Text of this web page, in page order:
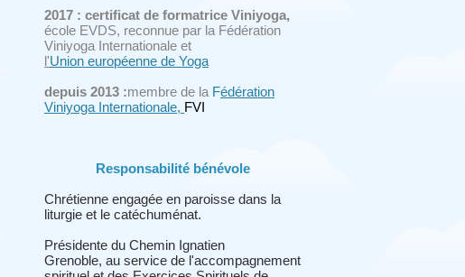
2017 : certificat de formatrice Viniyoga,
école EVDS, reconnue par la Fédération
Viniyoga Internationale et
l'Union européenne de Yoga
depuis 2013 :membre de la Fédération
Viniyoga Internationale, FVI
Responsabilité bénévole
Chrétienne engagée en paroisse dans la
liturgie et le catéchuménat.
Présidente du Chemin Ignatien
Grenoble, au service de l'accompagnement